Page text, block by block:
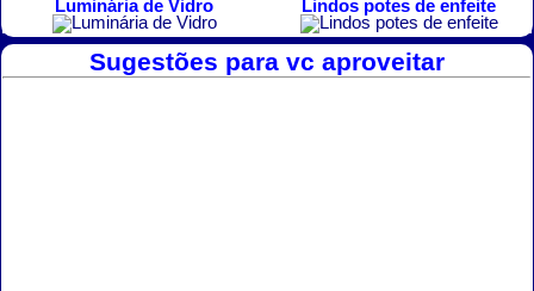
Luminária de Vidro Lindos potes de enfeite
Sugestões para vc aproveitar